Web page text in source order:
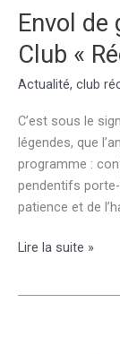
Envol de
Club «
Actualité, club
C’est sous le
légendes, que
programme :
pendentifs porte-
patience et de
Envol
Lire la suite »